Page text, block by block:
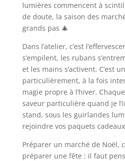
lumières commencent à
de doute, la saison des
grands pas 🎄
Dans l’atelier, c’est
s’empilent, les rubans
et les mains s’activent. C’est
particulièrement, à la fois
magie propre à l’hiver.
saveur particulière quand je
stand, sous les guirlandes
rejoindre vos paquets
Préparer un marché de Noël,
préparer une fête : il faut